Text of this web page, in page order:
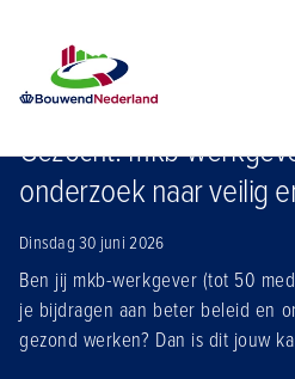
Nieuws
Gezocht: mkb-
onderzoek naar veilig
Dinsdag 30 juni 2026
Ben jij mkb-werkgever (tot 50
je bijdragen aan beter beleid en
gezond werken? Dan is dit jouw